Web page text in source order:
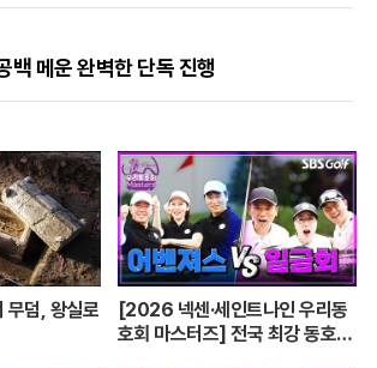
백 메운 완벽한 단독 진행
덤, 왕실로
[2026 넥센·세인트나인 우리동
호회 마스터즈] 전국 최강 동호회